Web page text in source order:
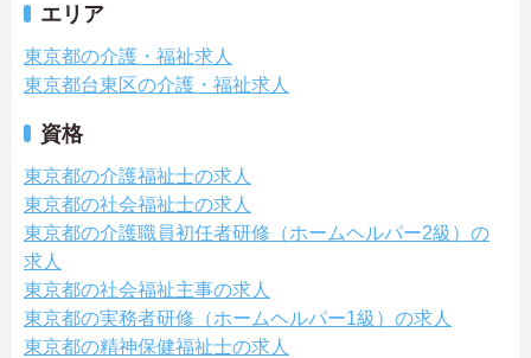
エリア
東京都の介護・福祉求人
東京都台東区の介護・福祉求人
資格
東京都の介護福祉士の求人
東京都の社会福祉士の求人
東京都の介護職員初任者研修（ホームヘルパー2級）の
求人
東京都の社会福祉主事の求人
東京都の実務者研修（ホームヘルパー1級）の求人
東京都の精神保健福祉士の求人